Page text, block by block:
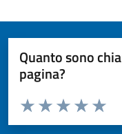
Quanto sono
pagina?
Valuta da 1 a 5 stelle la
Valuta 4
Valuta 3
Valuta 2 stelle su
Valuta 1 stelle su 5